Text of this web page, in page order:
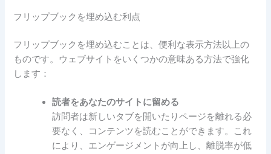
フリップブックを埋め込む利点
フリップブックを埋め込むことは、便利な表示方法以上の
ものです。ウェブサイトをいくつかの意味ある方法で強化
します：
読者をあなたのサイトに留める
訪問者は新しいタブを開いたりページを離れる必
要なく、コンテンツを読むことができます。これ
により、エンゲージメントが向上し、離脱率が低